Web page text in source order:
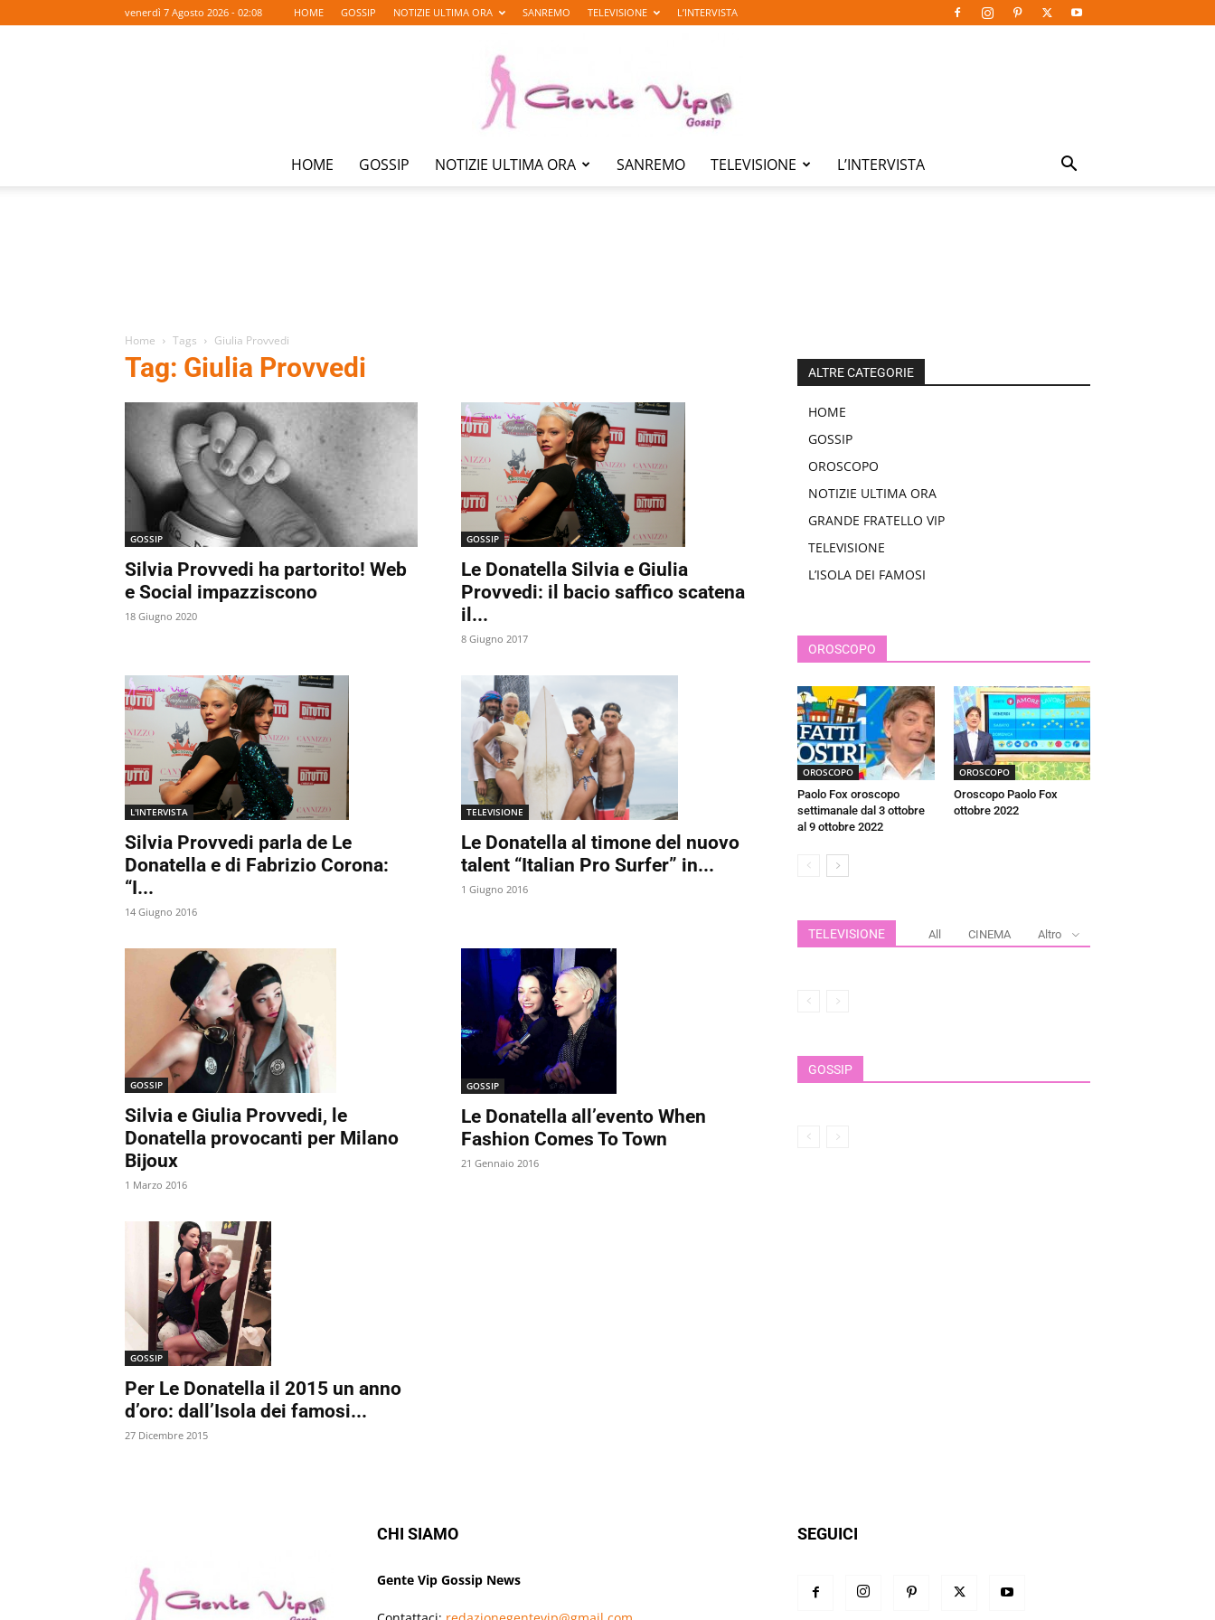
venerdì 7 Agosto 2026 - 02:08 HOME GOSSIP NOTIZIE ULTIMA ORA SANREMO TELEVISIONE L’INTERVISTA
News
HOME GOSSIP NOTIZIE ULTIMA ORA SANREMO TELEVISIONE L’INTERVISTA
Home Tags Giulia Provvedi
Tag: Giulia Provvedi
GOSSIP
Silvia Provvedi ha partorito! Web
e Social impazziscono
18 Giugno 2020
GOSSIP
Le Donatella Silvia e Giulia
Provvedi: il bacio saffico scatena
il...
8 Giugno 2017
L'INTERVISTA
Silvia Provvedi parla de Le
Donatella e di Fabrizio Corona:
“I...
14 Giugno 2016
TELEVISIONE
Le Donatella al timone del nuovo
talent “Italian Pro Surfer” in...
1 Giugno 2016
GOSSIP
Silvia e Giulia Provvedi, le
Donatella provocanti per Milano
Bijoux
1 Marzo 2016
GOSSIP
Le Donatella all’evento When
Fashion Comes To Town
21 Gennaio 2016
GOSSIP
Per Le Donatella il 2015 un anno
d’oro: dall’Isola dei famosi...
27 Dicembre 2015
ALTRE CATEGORIE
HOME
GOSSIP
OROSCOPO
NOTIZIE ULTIMA ORA
GRANDE FRATELLO VIP
TELEVISIONE
L’ISOLA DEI FAMOSI
OROSCOPO
OROSCOPO
Paolo Fox oroscopo
settimanale dal 3 ottobre
al 9 ottobre 2022
OROSCOPO
Oroscopo Paolo Fox
ottobre 2022
TELEVISIONE All CINEMA Altro
GOSSIP
CHI SIAMO
Gente Vip Gossip News
SEGUICI